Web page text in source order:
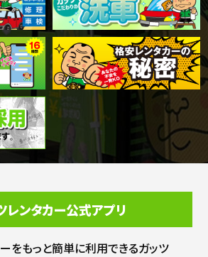
レンタカー公式アプリ
をもっと簡単に利用できるガッツ